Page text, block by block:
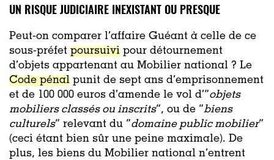
UN RISQUE JUDICIAIRE INEXISTANT OU PRESQUE
Peut-on comparer l’affaire Guéant à celle de ce
sous-préfet poursuivi pour détournement
d’objets appartenant au Mobilier national ? Le
Code pénal punit de sept ans d’emprisonnement
et de 100 000 euros d’amende le vol d’”objets
mobiliers classés ou inscrits”, ou de “biens
culturels” relevant du “domaine public mobilier”
(ceci étant bien sûr une peine maximale). De
plus, les biens du Mobilier national n’entrent